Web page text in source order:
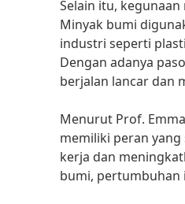
Selain itu,
Minyak bumi
industri seperti
Dengan adanya
berjalan lancar dan
Menurut Prof.
memiliki peran
kerja dan
bumi, pertumbuhan